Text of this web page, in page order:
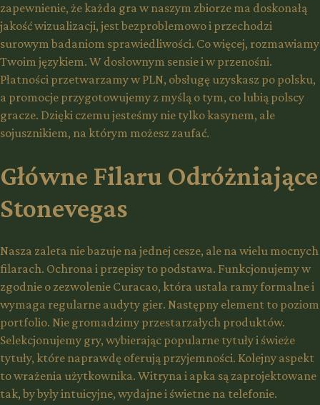
zapewnienie, że każda gra w naszym zbiorze ma doskonałą
jakość wizualizacji, jest bezproblemowo i przechodzi
surowym badaniom sprawiedliwości. Co więcej, rozmawiamy
Twoim językiem. W dosłownym sensie i w przenośni.
Płatności przetwarzamy w PLN, obsługę uzyskasz po polsku,
a promocje przygotowujemy z myślą o tym, co lubią polscy
gracze. Dzięki czemu jesteśmy nie tylko kasynem, ale
sojusznikiem, na którym możesz zaufać.
Główne Filaru Odróżniające
Stonevegas
Nasza zaleta nie bazuje na jednej cesze, ale na wielu mocnych
filarach. Ochrona i przepisy to podstawa. Funkcjonujemy w
zgodnie o zezwolenie Curacao, która ustala ramy formalne i
wymaga regularne audyty gier. Następny element to poziom
portfolio. Nie gromadzimy przestarzałych produktów.
Selekcjonujemy gry, wybierając popularne tytuły i świeże
tytuły, które naprawdę oferują przyjemności. Kolejny aspekt
to wrażenia użytkownika. Witryna i apka są zaprojektowane
tak, by były intuicyjne, wydajne i świetne na telefonie.